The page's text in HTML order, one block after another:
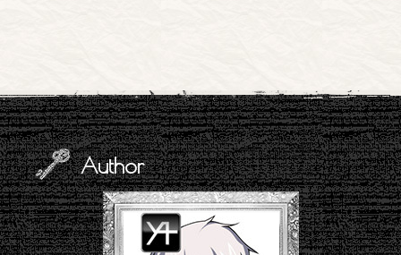
Author